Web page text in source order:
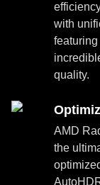
with
quality.
AMD
the